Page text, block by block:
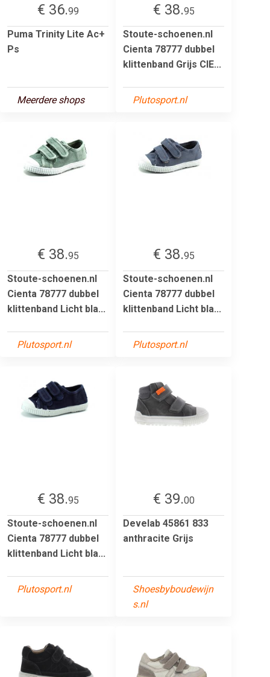
€ 36.99
Puma Trinity Lite Ac+
Ps
Meerdere shops
€ 38.95
Stoute-schoenen.nl
Cienta 78777 dubbel
klittenband Grijs CIE...
Plutosport.nl
€ 38.95
Stoute-schoenen.nl
Cienta 78777 dubbel
klittenband Licht bla...
Plutosport.nl
€ 38.95
Stoute-schoenen.nl
Cienta 78777 dubbel
klittenband Licht bla...
Plutosport.nl
€ 38.95
Stoute-schoenen.nl
Cienta 78777 dubbel
klittenband Licht bla...
Plutosport.nl
€ 39.00
Develab 45861 833
anthracite Grijs
Shoesbyboudewijn
s.nl